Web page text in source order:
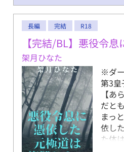
っ子
っ
動
活用
ある
単体
長編 完結 R18
【完結/BL】悪役令
架月ひなた
※ダ
第3
【あ
だと
まっ
依し
た体